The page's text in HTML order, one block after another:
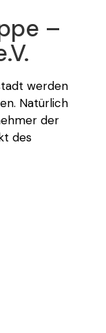
–
werden
Natürlich
der
des